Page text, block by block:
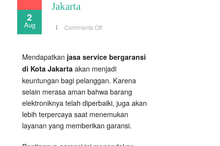
2
Aug
Jakarta
Comments Offon
Kota
Jakarta
Mendapatkan jasa service bergaransi
di Kota Jakarta akan menjadi
keuntungan bagi pelanggan. Karena
selain merasa aman bahwa barang
elektroniknya telah diperbaiki, juga akan
lebih terpercaya saat menemukan
layanan yang memberikan garansi.